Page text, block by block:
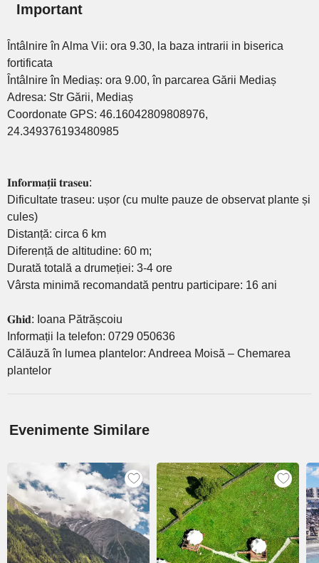
Important
Întâlnire în Alma Vii: ora 9.30, la baza intrarii in biserica
fortificata
Întâlnire în Mediaș: ora 9.00, în parcarea Gării Mediaș
Adresa: Str Gării, Mediaș
Coordonate GPS: 46.16042809808976,
24.349376193480985
𝐈𝐧𝐟𝐨𝐫𝐦𝐚𝐭̗𝐢𝐢 𝐭𝐫𝐚𝐬𝐞𝐮:
Dificultate traseu: ușor (cu multe pauze de observat plante și
cules)
Distanță: circa 6 km
Diferență de altitudine: 60 m;
Durată totală a drumeției: 3-4 ore
Vârsta minimă recomandată pentru participare: 16 ani
𝐆𝐡𝐢𝐝: Ioana Pătrășcoiu
Informații la telefon: 0729 050636
Călăuză în lumea plantelor: Andreea Moisă – Chemarea
plantelor
Evenimente Similare